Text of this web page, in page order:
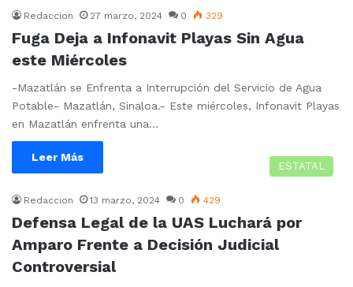
Redaccion 27 marzo, 2024 0 329
Fuga Deja a Infonavit Playas Sin Agua
este Miércoles
-Mazatlán se Enfrenta a Interrupción del Servicio de Agua
Potable- Mazatlán, Sinaloa.- Este miércoles, Infonavit Playas
en Mazatlán enfrenta una…
Leer Más
ESTATAL
Redaccion 13 marzo, 2024 0 429
Defensa Legal de la UAS Luchará por
Amparo Frente a Decisión Judicial
Controversial